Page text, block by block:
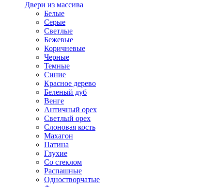
Двери из массива
Белые
Серые
Светлые
Бежевые
Коричневые
Черные
Темные
Синие
Красное дерево
Беленый дуб
Венге
Античный орех
Светлый орех
Слоновая кость
Махагон
Патина
Глухие
Со стеклом
Распашные
Одностворчатые